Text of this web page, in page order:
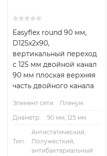
Easyflex round 90 мм,
D125х2х90,
вертикальный переход
с 125 мм двойной канал
90 мм плоская верхняя
часть двойного канала
Элемент сети:
Пленум
Диаметр.:
90 мм, 125 мм
Тип.:
Антистатический,
Полужесткий,
антибактериальный